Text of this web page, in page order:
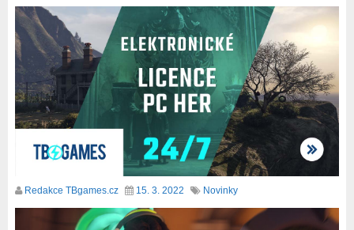
Redakce TBgames.cz 15. 3. 2022 Novinky